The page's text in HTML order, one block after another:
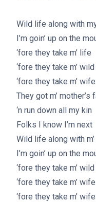
Wild life along with
I’m goin’ up on the
‘fore they take m’ life
‘fore they take m’
‘fore they take m’ wife
They got m’ mother’s
‘n run down all my kin
Folks I know I’m next
Wild life along with
I’m goin’ up on the
‘fore they take m’
‘fore they take m’
‘fore they take m’ wife